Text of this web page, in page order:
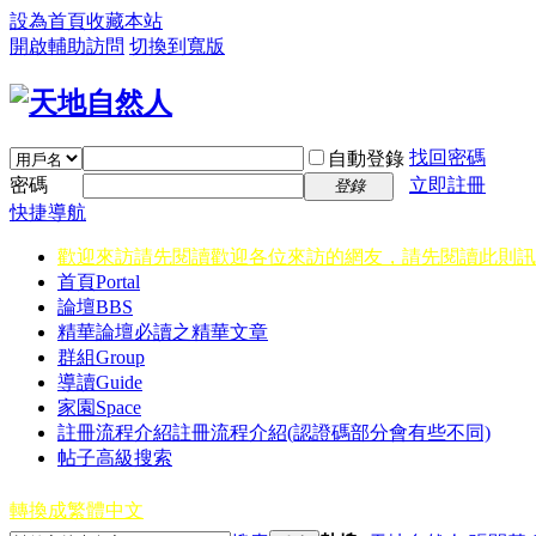
設為首頁收藏本站
開啟輔助訪問 切換到寬版
自動登錄 找回密碼
密碼
登錄
立即註冊
快捷導航
歡迎來訪請先閱讀歡迎各位來訪的網友，請先閱讀此則
首頁Portal
論壇BBS
精華論壇必讀之精華文章
群組Group
導讀Guide
家園 Space
註冊流程介紹註冊流程介紹(認證碼部分會有些不同)
帖子高級搜索
轉換成繁體中文